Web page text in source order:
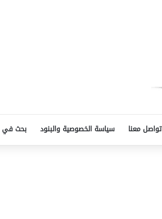
تواصل معنا سياسة الخصوصية والبنود بحث في